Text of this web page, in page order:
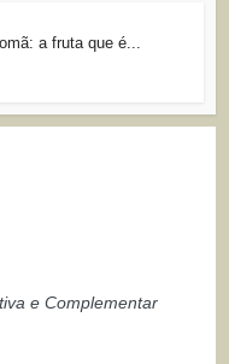
a fruta que é...
e Complementar